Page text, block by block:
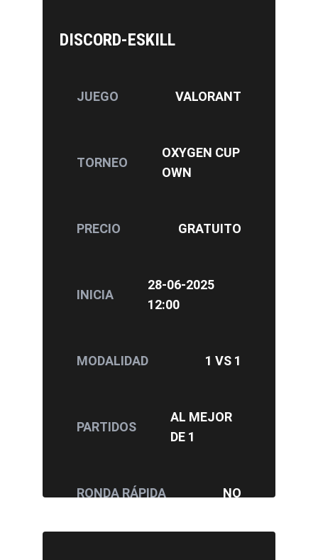
DISCORD-ESKILL
JUEGO VALORANT
TORNEO
OXYGEN CUP
OWN
PRECIO GRATUITO
INICIA
28-06-2025
12:00
MODALIDAD 1 VS 1
PARTIDOS
AL MEJOR
DE 1
RONDA RÁPIDA NO